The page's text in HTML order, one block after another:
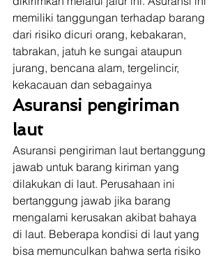
memiliki tanggungan terhadap barang
dari risiko dicuri orang, kebakaran,
tabrakan, jatuh ke sungai ataupun
jurang, bencana alam, tergelincir,
kekacauan dan sebagainya
Asuransi pengiriman
laut
Asuransi pengiriman laut bertanggung
jawab untuk barang kiriman yang
dilakukan di laut. Perusahaan ini
bertanggung jawab jika barang
mengalami kerusakan akibat bahaya
di laut. Beberapa kondisi di laut yang
bisa memunculkan bahwa serta risiko